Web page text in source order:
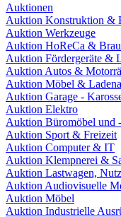
Auktionen
Auktion Konstruktion &
Auktion Werkzeuge
Auktion HoReCa &
Auktion Fördergeräte &
Auktion Autos &
Auktion Möbel &
Auktion Garage -
Auktion Elektro
Auktion Büromöbel und
Auktion Sport & Freizeit
Auktion Computer & IT
Auktion Klempnerei &
Auktion Lastwagen,
Auktion Audiovisuelle
Auktion Möbel
Auktion Industrielle